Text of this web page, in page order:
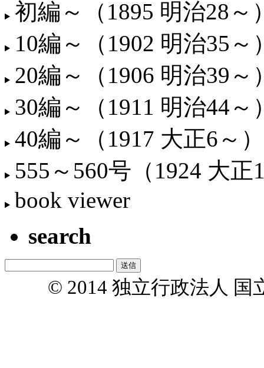
初編～（1895 明治28～
10編～（1902 明治35～
20編～（1906 明治39～
30編～（1911 明治44～
40編～（1917 大正6～）
555～560号（1924 大正
book viewer
search
© 2014 独立行政法人 国